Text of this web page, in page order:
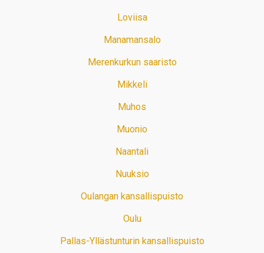
Loviisa
Manamansalo
Merenkurkun saaristo
Mikkeli
Muhos
Muonio
Naantali
Nuuksio
Oulangan kansallispuisto
Oulu
Pallas-Yllästunturin kansallispuisto